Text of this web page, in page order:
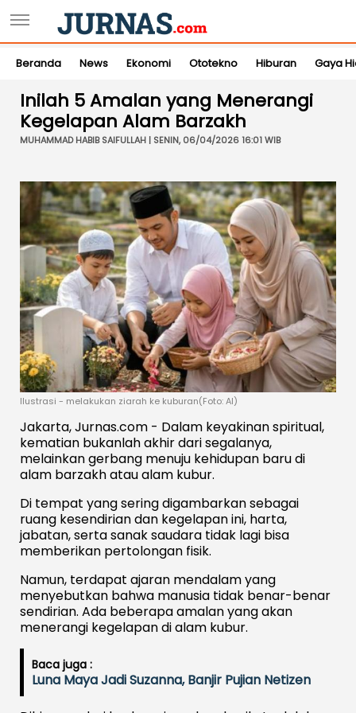
Beranda News Ekonomi Ototekno Hiburan Gaya
Inilah 5 Amalan yang Menerangi
Kegelapan Alam Barzakh
MUHAMMAD HABIB SAIFULLAH | SENIN, 06/04/2026 16:01 WIB
Ilustrasi - melakukan ziarah ke kuburan(Foto: AI)
Jakarta, Jurnas.com - Dalam keyakinan spiritual,
kematian bukanlah akhir dari segalanya,
melainkan gerbang menuju kehidupan baru di
alam barzakh atau alam kubur.
Di tempat yang sering digambarkan sebagai
ruang kesendirian dan kegelapan ini, harta,
jabatan, serta sanak saudara tidak lagi bisa
memberikan pertolongan fisik.
Namun, terdapat ajaran mendalam yang
menyebutkan bahwa manusia tidak benar-benar
sendirian. Ada beberapa amalan yang akan
menerangi kegelapan di alam kubur.
Baca juga :
Luna Maya Jadi Suzanna, Banjir Pujian Netizen